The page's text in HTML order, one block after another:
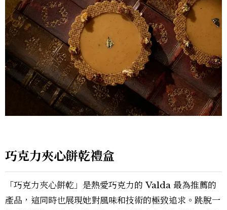
巧克力夾心餅乾禮盒
「巧克力夾心餅乾」是熱愛巧克力的 Valda 最為推薦的
產品，這同時也展現她對風味和技術的極致追求。跳脫一